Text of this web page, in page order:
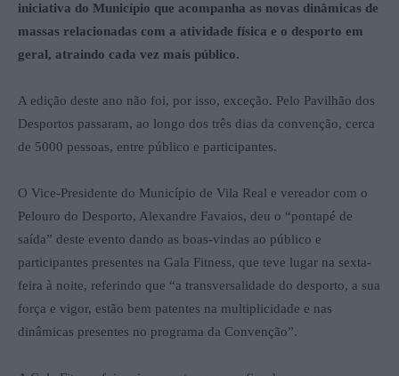
iniciativa do Município que acompanha as novas dinâmicas de
massas relacionadas com a atividade física e o desporto em
geral, atraindo cada vez mais público.
A edição deste ano não foi, por isso, exceção. Pelo Pavilhão dos
Desportos passaram, ao longo dos três dias da convenção, cerca
de 5000 pessoas, entre público e participantes.
O Vice-Presidente do Município de Vila Real e vereador com o
Pelouro do Desporto, Alexandre Favaios, deu o “pontapé de
saída” deste evento dando as boas-vindas ao público e
participantes presentes na Gala Fitness, que teve lugar na sexta-
feira à noite, referindo que “a transversalidade do desporto, a sua
força e vigor, estão bem patentes na multiplicidade e nas
dinâmicas presentes no programa da Convenção”.